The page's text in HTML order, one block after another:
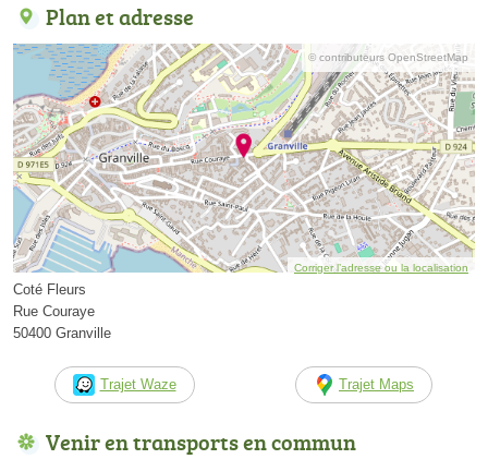
Plan et adresse
© contributeurs OpenStreetMap
Corriger l’adresse ou la localisation
Coté Fleurs
Rue Couraye
50400 Granville
Trajet Waze Trajet Maps
Venir en transports en commun